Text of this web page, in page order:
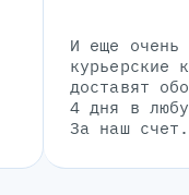
И еще очень
курьерские
доставят
4 дня в
За наш счет.